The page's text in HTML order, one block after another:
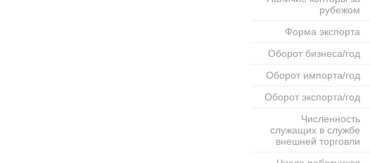
рубежом
Форма экспорта
Оборот бизнеса/год
Оборот импорта/год
Оборот экспорта/год
Численность
служащих в службе
внешней торговли